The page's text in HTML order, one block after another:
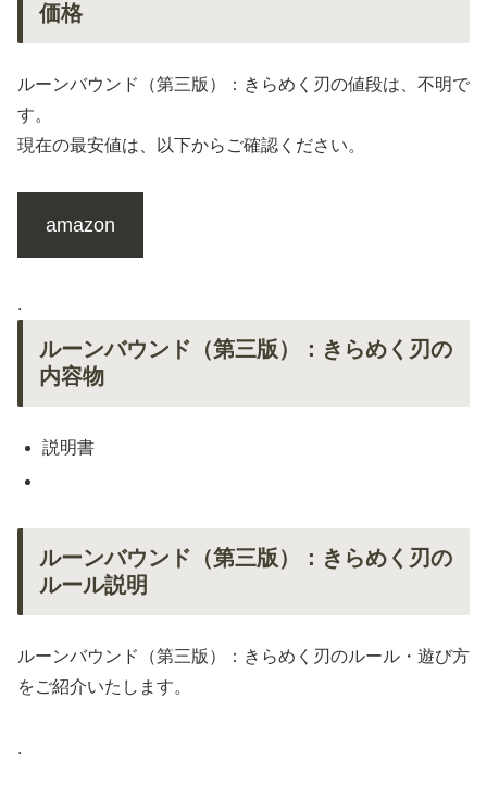
価格
ルーンバウンド（第三版）：きらめく刃の値段は、不明で
す。
現在の最安値は、以下からご確認ください。
amazon
.
ルーンバウンド（第三版）：きらめく刃の
内容物
説明書
ルーンバウンド（第三版）：きらめく刃の
ルール説明
ルーンバウンド（第三版）：きらめく刃のルール・遊び方
をご紹介いたします。
.